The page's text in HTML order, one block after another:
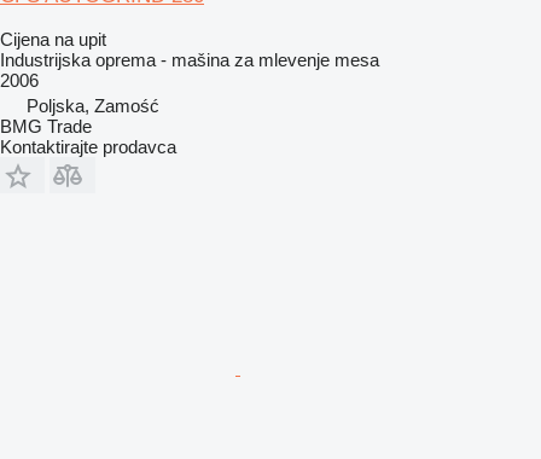
Cijena na upit
Industrijska oprema - mašina za mlevenje mesa
2006
Poljska, Zamość
BMG Trade
Kontaktirajte prodavca